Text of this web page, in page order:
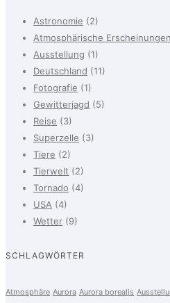
Astronomie (2)
Atmosphärische Erscheinungen
Ausstellung (1)
Deutschland (11)
Fotografie (1)
Gewitterjagd (5)
Reise (3)
Superzelle (3)
Tiere (2)
Tierwelt (2)
Tornado (4)
USA (4)
Wetter (9)
SCHLAGWÖRTER
Atmosphäre Aurora Aurora borealis